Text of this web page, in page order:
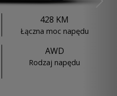
428 KM
Łączna moc napędu
AWD
Rodzaj napędu
Next